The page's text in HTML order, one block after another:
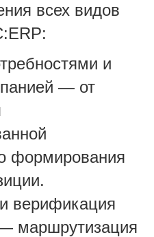
всех видов
и
— от
формирования
верификация
маршрутизация